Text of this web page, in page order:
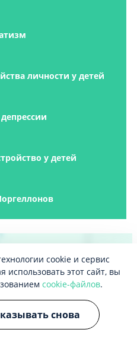
личности у детей
у детей
проводим
курсы,
на помощь
о
cookie и сервис
этот сайт, вы
cookie-файлов.
снова